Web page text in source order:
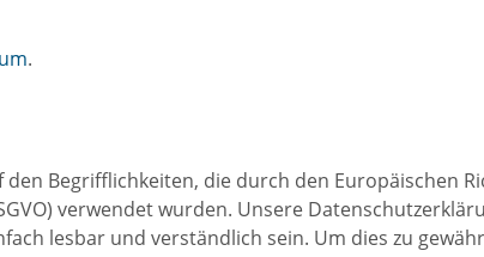
.
Begrifflichkeiten, die durch den Europäischen
verwendet wurden. Unsere
lesbar und verständlich sein. Um dies zu